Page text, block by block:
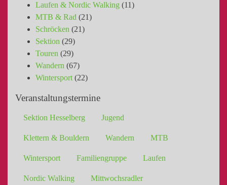
Laufen & Nordic Walking (11)
MTB & Rad (21)
Schröcken (21)
Sektion (29)
Touren (29)
Wandern (67)
Wintersport (22)
Veranstaltungstermine
Sektion Hesselberg Jugend
Klettern & Bouldern Wandern MTB
Wintersport Familiengruppe Laufen
Nordic Walking Mittwochsradler